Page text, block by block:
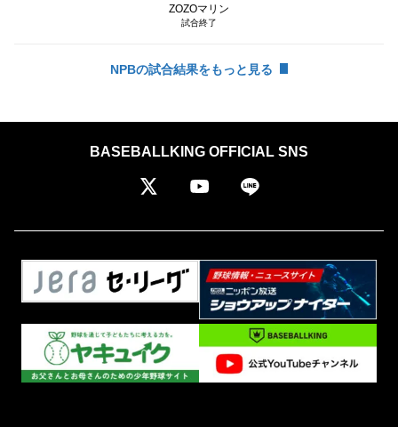
ZOZOマリン
試合終了
NPBの試合結果をもっと見る
BASEBALLKING OFFICIAL SNS